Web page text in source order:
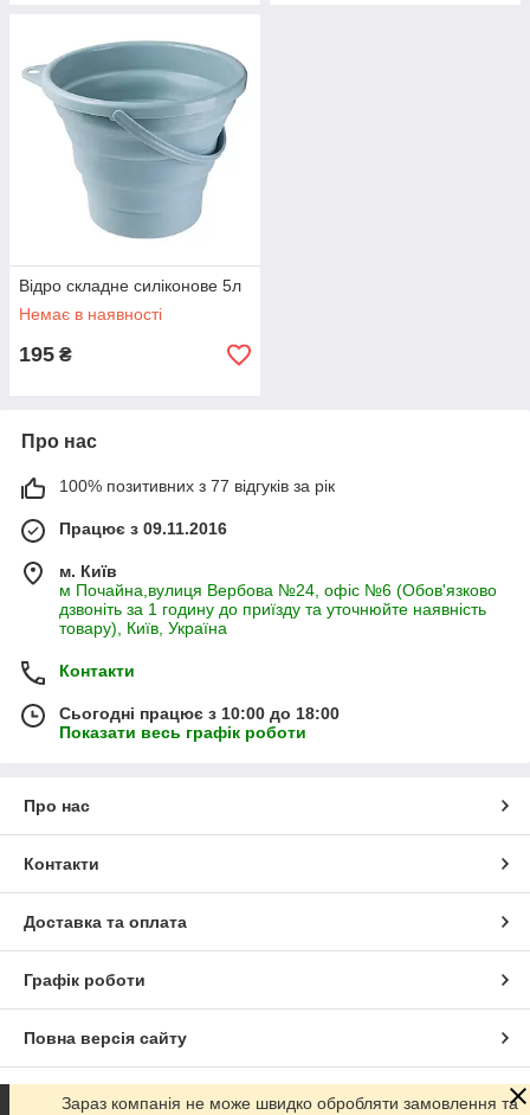
Відро складне силіконове 5л
Немає в наявності
195 ₴
Про нас
100% позитивних з 77 відгуків за рік
Працює з 09.11.2016
м. Київ
м Почайна,вулиця Вербова №24, офіс №6 (Обов'язково
дзвоніть за 1 годину до приїзду та уточнюйте наявність
товару), Київ, Україна
Контакти
Сьогодні працює з 10:00 до 18:00
Показати весь графік роботи
Про нас
Контакти
Доставка та оплата
Графік роботи
Повна версія сайту
Сайт створено на маркетплейсі Prom.ua
Зараз компанія не може швидко обробляти замовлення та